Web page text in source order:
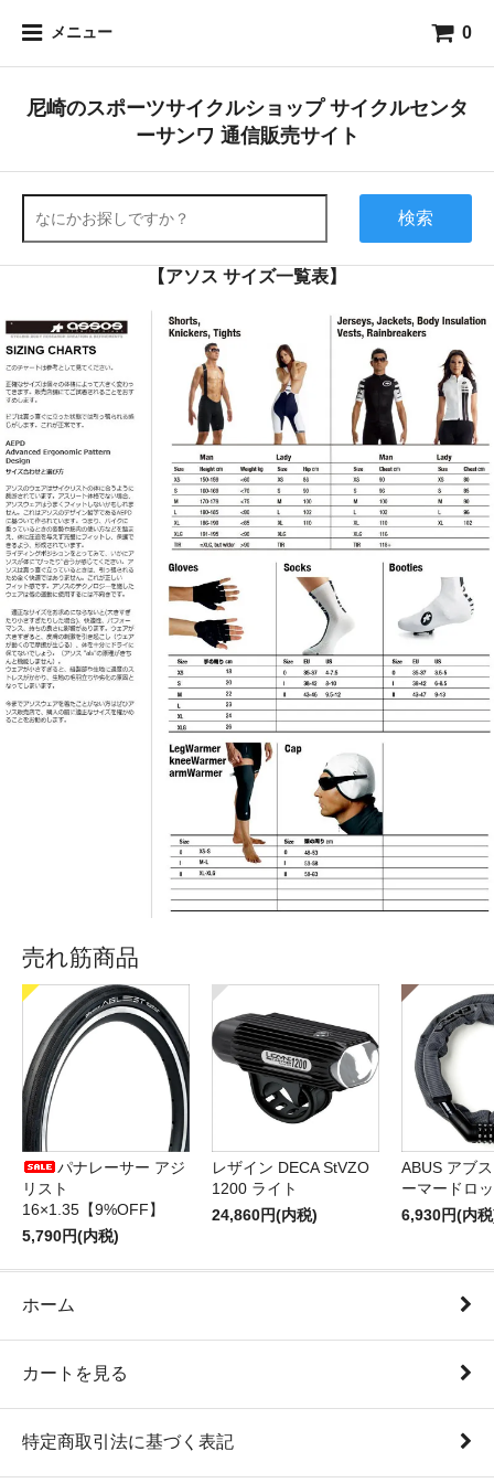
メニュー 0
尼崎のスポーツサイクルショップ サイクルセンタ
ーサンワ 通信販売サイト
検索
【アソス サイズ一覧表】
売れ筋商品
パナレーサー アジ
リスト
16×1.35【9%OFF】
5,790円(内税)
レザイン DECA StVZO
1200 ライト
24,860円(内税)
ABUS アブ
ーマードロ
6,930円(内
ホーム
カートを見る
特定商取引法に基づく表記